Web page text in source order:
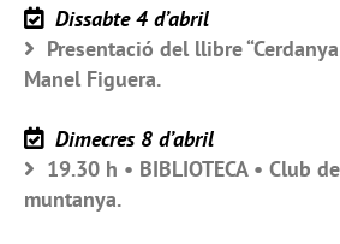
Dissabte 4 d’abril
Presentació del llibre
Manel Figuera.
Dimecres 8 d’abril
19.30 h • BIBLIOTECA • Club
muntanya.